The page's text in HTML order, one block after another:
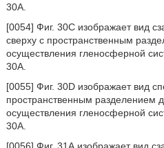
30A.
[0054] Фиг. 30С изображает вид
сверху с пространственным
осуществления гленосферной
30А.
[0055] Фиг. 30D изображает вид
пространственным разделением
осуществления гленосферной
30А.